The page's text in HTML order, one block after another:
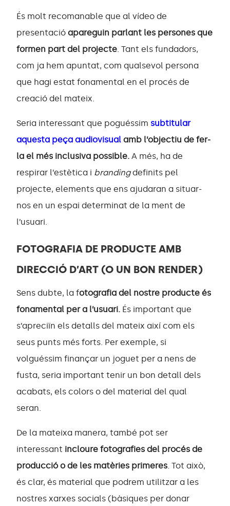
És molt recomanable que al vídeo de
presentacióapareguin parlant les persones que
formen part del projecte. Tant els fundadors,
com ja hem apuntat, com qualsevol persona
que hagi estat fonamental en el procés de
creació del mateix.
Seria interessant que poguéssim subtitular
aquesta peça audiovisual amb l’objectiu de fer-
la el més inclusiva possible. A més, ha de
respirar l’estètica i brandingdefinits pel
projecte, elements que ens ajudaran a situar-
nos en un espai determinat de la ment de
l’usuari.
FOTOGRAFIA DE PRODUCTE AMB
DIRECCIÓ D’ART (O UN BON RENDER)
Sens dubte, la fotografia del nostre producte és
fonamental per a l’usuari. És important que
s’apreciïn els detalls del mateix així com els
seus punts més forts. Per exemple, si
volguéssim finançar un joguet per a nens de
fusta, seria important tenir un bon detall dels
acabats, els colors o del material del qual
seran.
De la mateixa manera, també pot ser
interessant incloure fotografies del procés de
producció o de les matèries primeres. Tot això,
és clar, és material que podrem utilitzar a les
nostres xarxes socials (bàsiques per donar